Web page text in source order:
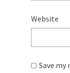
Website
Save